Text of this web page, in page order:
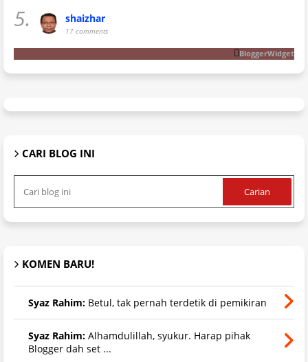
5. shaizhar
17 comments
BloggerWidget
CARI BLOG INI
KOMEN BARU!
Syaz Rahim: Betul, tak pernah terdetik di pemikiran
Syaz Rahim: Alhamdulillah, syukur. Harap pihak
Blogger dah set ...